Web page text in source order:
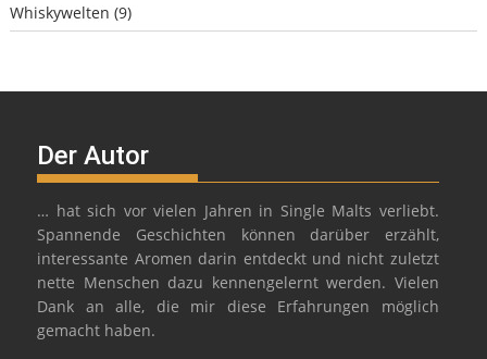
Whiskywelten (9)
Der Autor
… hat sich vor vielen Jahren in Single Malts verliebt.
Spannende Geschichten können darüber erzählt,
interessante Aromen darin entdeckt und nicht zuletzt
nette Menschen dazu kennengelernt werden. Vielen
Dank an alle, die mir diese Erfahrungen möglich
gemacht haben.